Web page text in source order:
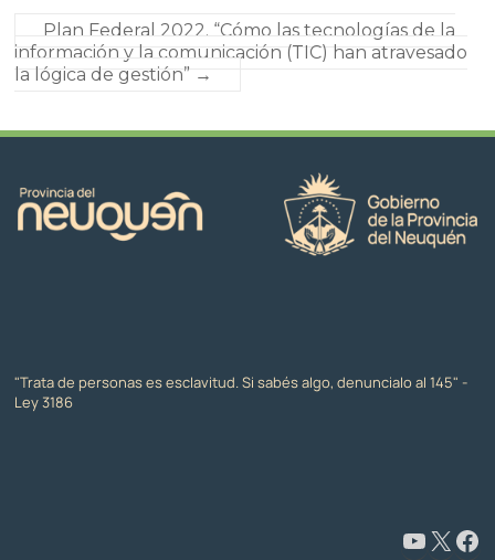
Plan Federal 2022. “Cómo las tecnologías de la
información y la comunicación (TIC) han atravesado
la lógica de gestión” →
"Trata de personas es esclavitud. Si sabés algo, denuncialo al 145" -
Ley 3186
www.youtube.com/@CapacitaciónyFormaciónNeuquén X Facebook